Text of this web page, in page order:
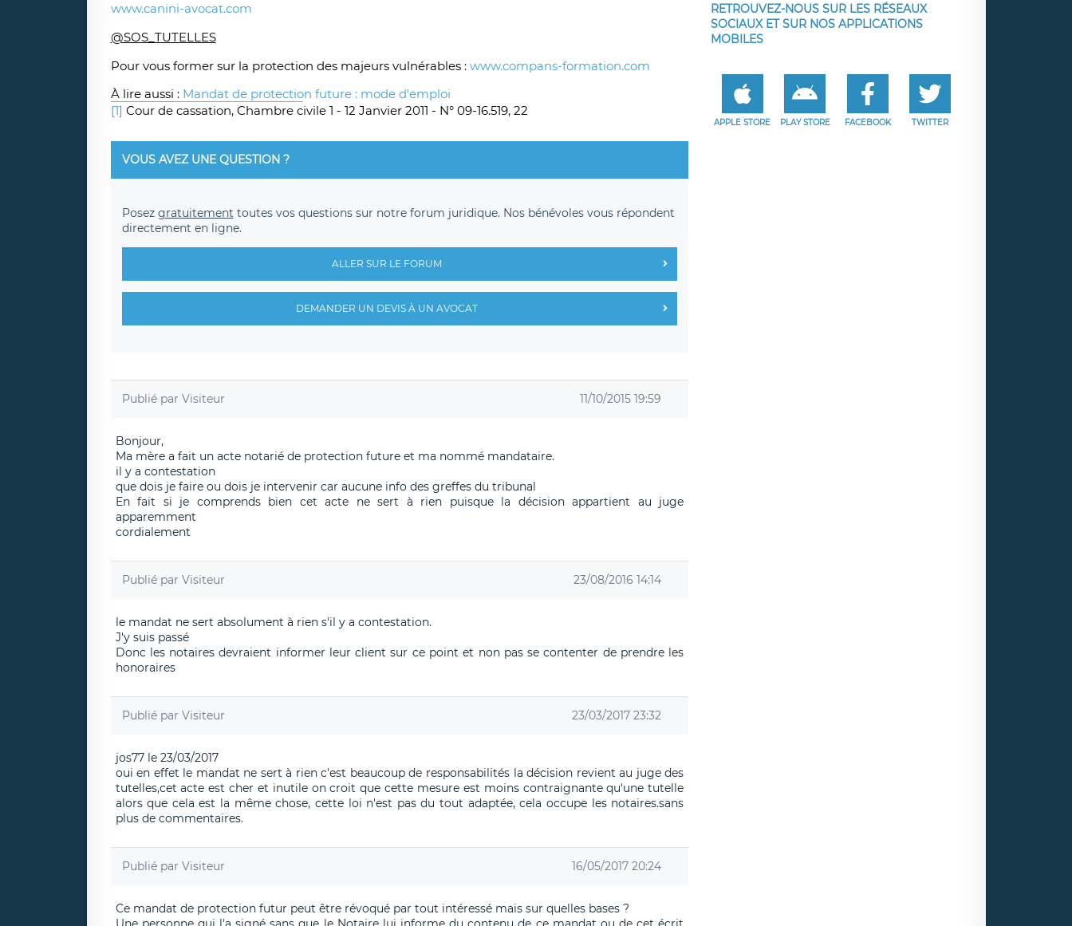
www.canini-avocat.com
@SOS_TUTELLES
Pour vous former sur la protection des majeurs vulnérables : www.compans-formation.com
À lire aussi : Mandat de protection future : mode d'emploi
[1] Cour de cassation, Chambre civile 1 - 12 Janvier 2011 - N° 09-16.519, 22
VOUS AVEZ UNE QUESTION ?
Posez gratuitement toutes vos questions sur notre forum juridique. Nos bénévoles vous répondent
directement en ligne.
ALLER SUR LE FORUM
DEMANDER UN DEVIS À UN AVOCAT
Publié par Visiteur 11/10/2015 19:59
Bonjour,
Ma mère a fait un acte notarié de protection future et ma nommé mandataire.
il y a contestation
que dois je faire ou dois je intervenir car aucune info des greffes du tribunal
En fait si je comprends bien cet acte ne sert à rien puisque la décision appartient au juge
apparemment
cordialement
Publié par Visiteur 23/08/2016 14:14
le mandat ne sert absolument à rien s'il y a contestation.
J'y suis passé
Donc les notaires devraient informer leur client sur ce point et non pas se contenter de prendre les
honoraires
Publié par Visiteur 23/03/2017 23:32
jos77 le 23/03/2017
oui en effet le mandat ne sert à rien c'est beaucoup de responsabilités la décision revient au juge des
tutelles,cet acte est cher et inutile on croit que cette mesure est moins contraignante qu'une tutelle
alors que cela est la même chose, cette loi n'est pas du tout adaptée, cela occupe les notaires.sans
plus de commentaires.
Publié par Visiteur 16/05/2017 20:24
Ce mandat de protection futur peut être révoqué par tout intéressé mais sur quelles bases ?
RETROUVEZ-NOUS SUR LES RÉSEAUX
SOCIAUX ET SUR NOS APPLICATIONS
MOBILES
APPLE STORE PLAY STORE FACEBOOK TWITTER